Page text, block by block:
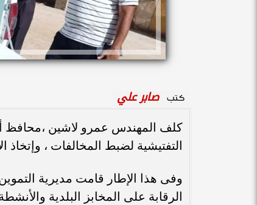
كتب صابر علي
كلف المهندس عمرو لاشين ،محافظ
التفتيشية لضبط المخالفات ، وإتخاذ
وفى هذا الإطار قامت مديرية
الرقابة على المخابز البلدية